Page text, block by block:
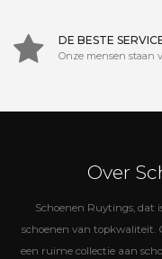
DE BESTE
Onze mensen staan
Over
Schoenen Ruytings, dat
schoenen van topkwaliteit.
een ruime collectie aan